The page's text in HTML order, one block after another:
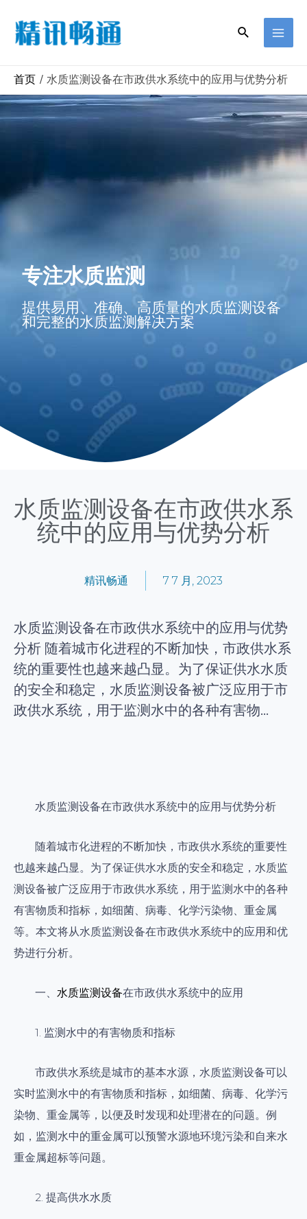
首页 水质监测设备在市政供水系统中的应用与优势分析
专注水质监测
提供易用、准确、高质量的水质监测设备
和完整的水质监测解决方案
水质监测设备在市政供水系
统中的应用与优势分析
精讯畅通 7 7 月, 2023
水质监测设备在市政供水系统中的应用与优势
分析 随着城市化进程的不断加快，市政供水系
统的重要性也越来越凸显。为了保证供水水质
的安全和稳定，水质监测设备被广泛应用于市
政供水系统，用于监测水中的各种有害物...
水质监测设备在市政供水系统中的应用与优势分析
随着城市化进程的不断加快，市政供水系统的重要性
也越来越凸显。为了保证供水水质的安全和稳定，水质监
测设备被广泛应用于市政供水系统，用于监测水中的各种
有害物质和指标，如细菌、病毒、化学污染物、重金属
等。本文将从水质监测设备在市政供水系统中的应用和优
势进行分析。
一、 水质监测设备在市政供水系统中的应用
1. 监测水中的有害物质和指标
市政供水系统是城市的基本水源，水质监测设备可以
实时监测水中的有害物质和指标，如细菌、病毒、化学污
染物、重金属等，以便及时发现和处理潜在的问题。例
如，监测水中的重金属可以预警水源地环境污染和自来水
重金属超标等问题。
2. 提高供水水质